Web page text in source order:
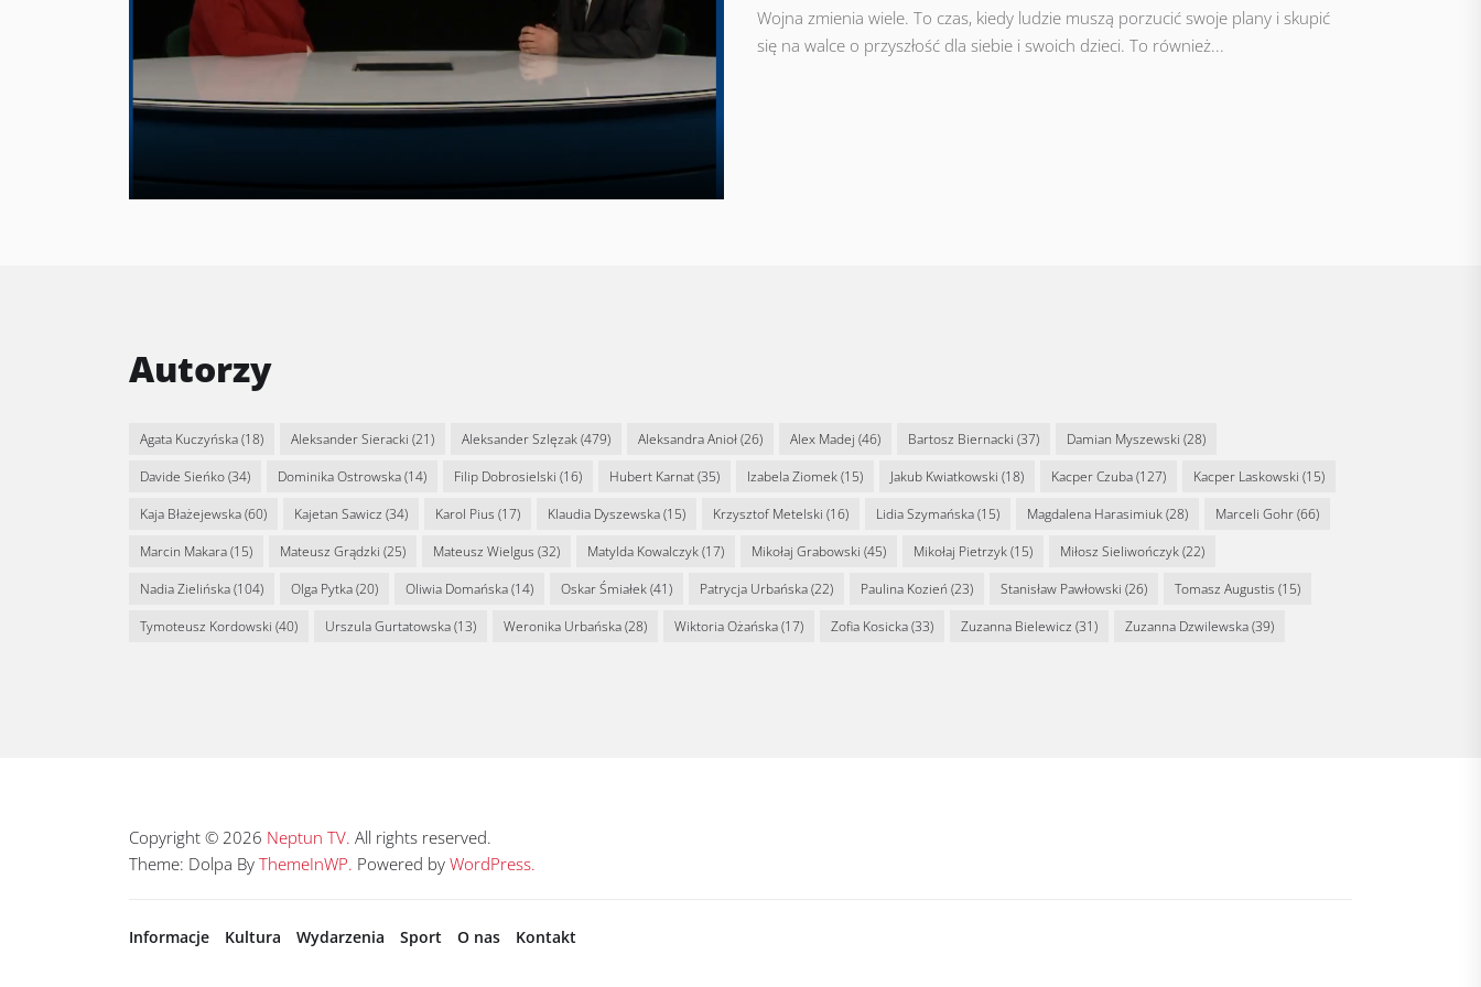
Wojna zmienia wiele. To czas, kiedy ludzie muszą porzucić swoje plany i skupić
się na walce o przyszłość dla siebie i swoich dzieci. To również...
Autorzy
Agata Kuczyńska(18) Aleksander Sieracki (21) Aleksander Szlęzak(479) Aleksandra Anioł(26) Alex Madej (46) Bartosz Biernacki (37) Damian Myszewski (28)
Davide Sieńko(34) Dominika Ostrowska(14) Filip Dobrosielski (16) Hubert Karnat(35) Izabela Ziomek(15) Jakub Kwiatkowski (18) Kacper Czuba(127) Kacper Laskowski (15)
Kaja Błażejewska(60) Kajetan Sawicz (34) Karol Pius (17) Klaudia Dyszewska(15) Krzysztof Metelski (16) Lidia Szymańska(15) Magdalena Harasimiuk(28) Marceli Gohr(66)
Marcin Makara(15) Mateusz Grądzki (25) Mateusz Wielgus (32) Matylda Kowalczyk(17) Mikołaj Grabowski (45) Mikołaj Pietrzyk(15) Miłosz Sieliwończyk(22)
Nadia Zielińska(104) Olga Pytka(20) Oliwia Domańska(14) Oskar Śmiałek(41) Patrycja Urbańska(22) Paulina Kozień (23) Stanisław Pawłowski (26) Tomasz Augustis (15)
Tymoteusz Kordowski (40) Urszula Gurtatowska(13) Weronika Urbańska(28) Wiktoria Ożańska(17) Zofia Kosicka(33) Zuzanna Bielewicz (31) Zuzanna Dzwilewska(39)
Copyright © 2026 Neptun TV. All rights reserved.
Theme: Dolpa By ThemeInWP. Powered by WordPress.
Informacje Kultura Wydarzenia Sport O nas Kontakt